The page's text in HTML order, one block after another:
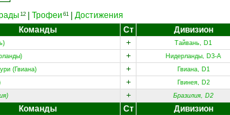
12 Трофеи 61
Достижения
Команды
Ст Дивизион
+ Тайвань, D1
+ Нидерланды, D3-A
(Гвиана) + Гвиана, D1
+ Гвинея, D2
+ Бразилия, D2
Команды Ст Дивизион